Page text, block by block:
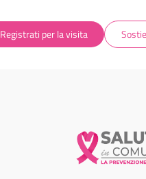
Registrati per la visita